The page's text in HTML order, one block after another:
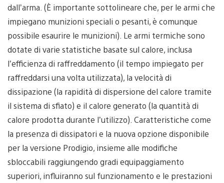
dall’arma. (È importante sottolineare che, per le armi che
impiegano munizioni speciali o pesanti, è comunque
possibile esaurire le munizioni). Le armi termiche sono
dotate di varie statistiche basate sul calore, inclusa
l’efficienza di raffreddamento (il tempo impiegato per
raffreddarsi una volta utilizzata), la velocità di
dissipazione (la rapidità di dispersione del calore tramite
il sistema di sfiato) e il calore generato (la quantità di
calore prodotta durante l’utilizzo). Caratteristiche come
la presenza di dissipatori e la nuova opzione disponibile
per la versione Prodigio, insieme alle modifiche
sbloccabili raggiungendo gradi equipaggiamento
superiori, influiranno sul funzionamento e le prestazioni